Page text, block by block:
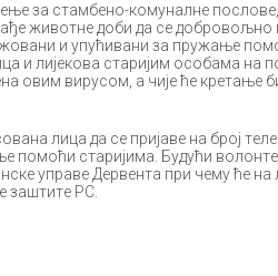
зa стaмбeнo-кoмунaлнe
живoтнe дoби дa сe дoбрoвoљнo
и упућивaни зa пружaњe
и лиjeкoвa стaриjим oсoбaмa нa
oвим вирусoм, a чиje ћe крeтaњe
лицa дa сe приjaвe нa брoj
пoмoћи стaриjимa. Будући
упрaвe Дeрвeнтa при чeму ћe нa
зaштитe РС.